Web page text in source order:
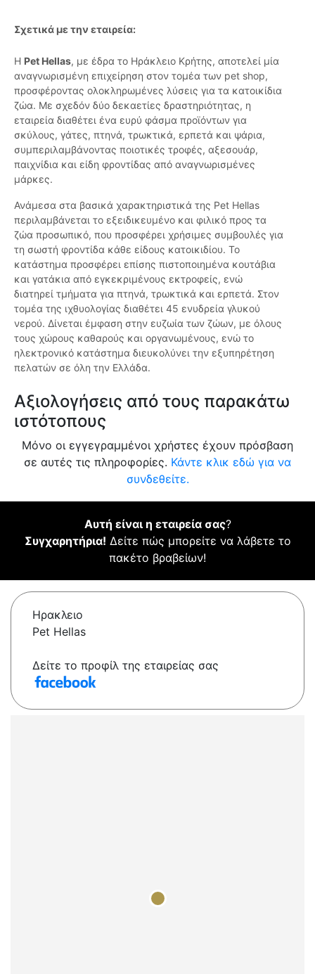
Σχετικά με την εταιρεία:
Η Pet Hellas, με έδρα το Ηράκλειο Κρήτης, αποτελεί μία
αναγνωρισμένη επιχείρηση στον τομέα των pet shop,
προσφέροντας ολοκληρωμένες λύσεις για τα κατοικίδια
ζώα. Με σχεδόν δύο δεκαετίες δραστηριότητας, η
εταιρεία διαθέτει ένα ευρύ φάσμα προϊόντων για
σκύλους, γάτες, πτηνά, τρωκτικά, ερπετά και ψάρια,
συμπεριλαμβάνοντας ποιοτικές τροφές, αξεσουάρ,
παιχνίδια και είδη φροντίδας από αναγνωρισμένες
μάρκες.
Ανάμεσα στα βασικά χαρακτηριστικά της Pet Hellas
περιλαμβάνεται το εξειδικευμένο και φιλικό προς τα
ζώα προσωπικό, που προσφέρει χρήσιμες συμβουλές για
τη σωστή φροντίδα κάθε είδους κατοικιδίου. Το
κατάστημα προσφέρει επίσης πιστοποιημένα κουτάβια
και γατάκια από εγκεκριμένους εκτροφείς, ενώ
διατηρεί τμήματα για πτηνά, τρωκτικά και ερπετά. Στον
τομέα της ιχθυολογίας διαθέτει 45 ενυδρεία γλυκού
νερού. Δίνεται έμφαση στην ευζωία των ζώων, με όλους
τους χώρους καθαρούς και οργανωμένους, ενώ το
ηλεκτρονικό κατάστημα διευκολύνει την εξυπηρέτηση
πελατών σε όλη την Ελλάδα.
Αξιολογήσεις από τους παρακάτω
ιστότοπους
Μόνο οι εγγεγραμμένοι χρήστες έχουν πρόσβαση
σε αυτές τις πληροφορίες. Κάντε κλικ εδώ για να
συνδεθείτε.
Αυτή είναι η εταιρεία σας?
Συγχαρητήρια! Δείτε πώς μπορείτε να λάβετε το
πακέτο βραβείων!
Ηρακλειο
Pet Hellas
Δείτε το προφίλ της εταιρείας σας